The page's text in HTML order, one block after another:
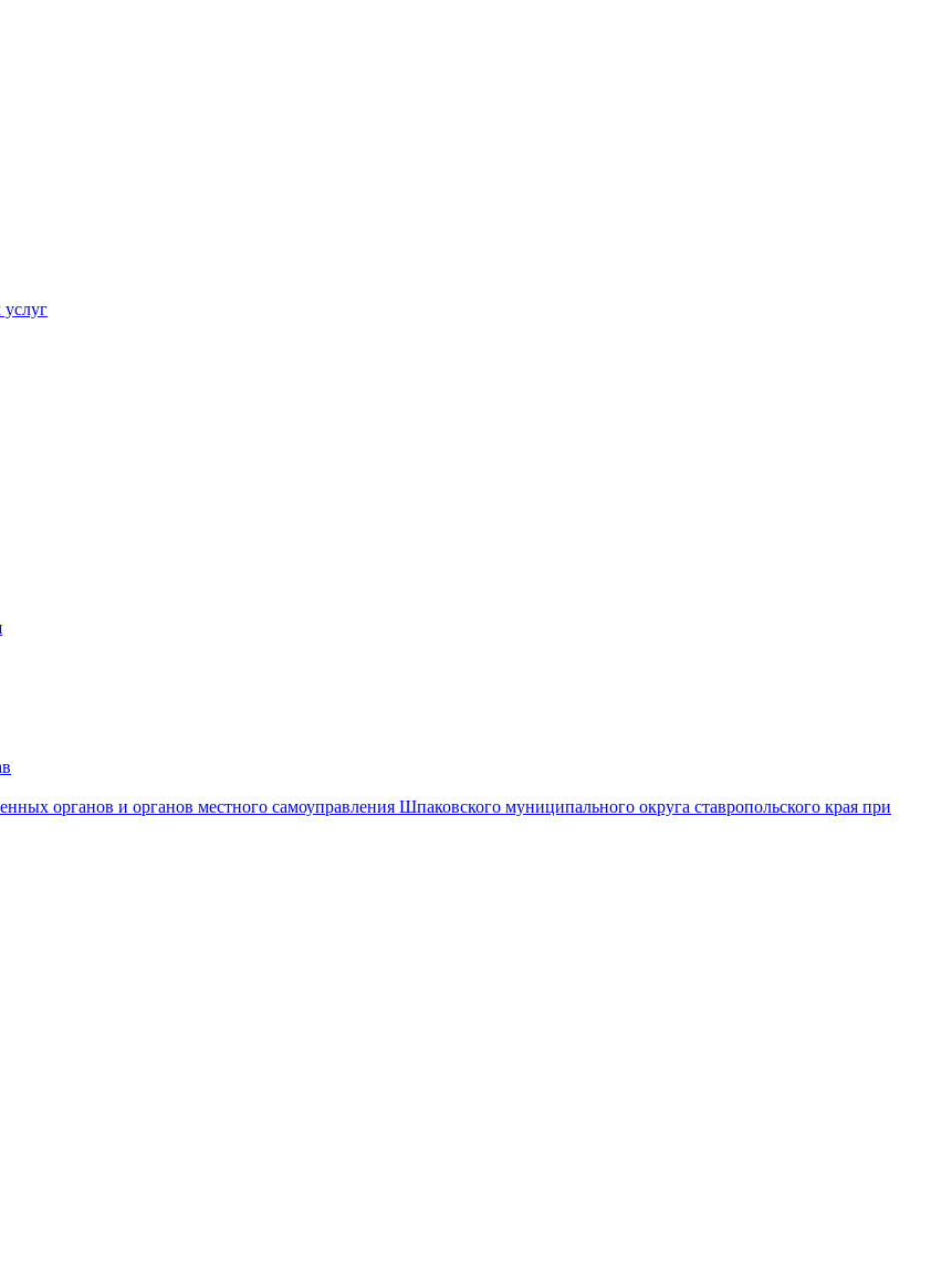
органов и органов местного самоуправления Шпаковского муниципального округа ставропольского края при